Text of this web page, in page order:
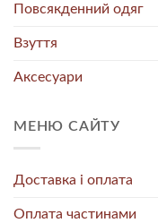
Повсякденний одяг
Взуття
Аксесуари
МЕНЮ САЙТУ
Доставка і оплата
Оплата частинами